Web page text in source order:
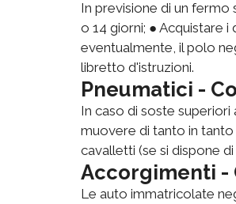
In previsione di un
o 14 giorni; ● Acquistare i
eventualmente, il polo
libretto d'istruzioni.
Pneumatici -
In caso di soste superiori
muovere di tanto in
cavalletti (se si dispone
Accorgimenti -
Le auto immatricolate